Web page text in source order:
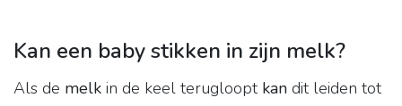
Kan een baby stikken in zijn melk?
Als de melk in de keel terugloopt kan dit leiden tot